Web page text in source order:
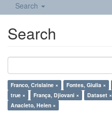
Search
Search
Franco, Crislaine × Fontes, Giulia ×
true ×
França, Djiovani × Dataset ×
Anacleto, Helen ×